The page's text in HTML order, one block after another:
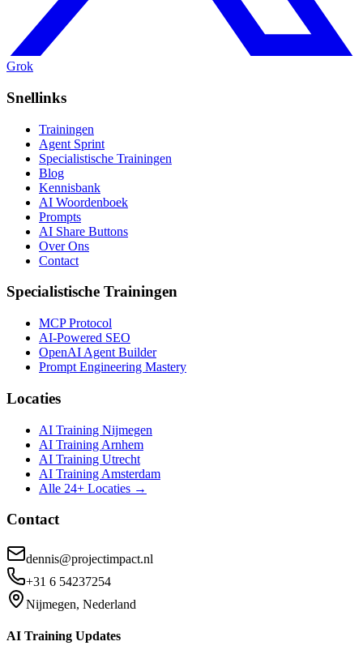
Grok
Snellinks
Trainingen
Agent Sprint
Specialistische Trainingen
Blog
Kennisbank
AI Woordenboek
Prompts
AI Share Buttons
Over Ons
Contact
Specialistische Trainingen
MCP Protocol
AI-Powered SEO
OpenAI Agent Builder
Prompt Engineering Mastery
Locaties
AI Training Nijmegen
AI Training Arnhem
AI Training Utrecht
AI Training Amsterdam
Alle 24+ Locaties →
Contact
dennis@projectimpact.nl
+31 6 54237254
Nijmegen, Nederland
AI Training Updates